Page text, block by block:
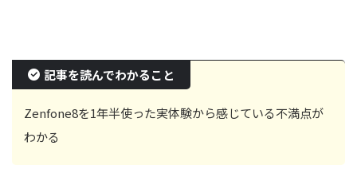
記事を読んでわかること
Zenfone8を1年半使った実体験から感じている不満点が
わかる